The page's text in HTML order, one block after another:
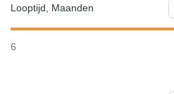
Looptijd, Maanden
6